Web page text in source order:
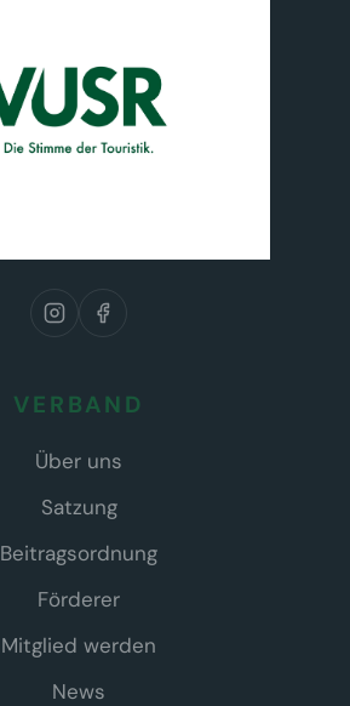
VERBAND
Über uns
Satzung
Beitragsordnung
Förderer
Mitglied werden
News